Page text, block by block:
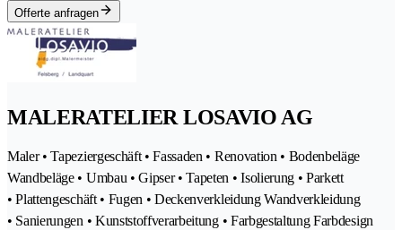
Offerte anfragen
MALERATELIER LOSAVIO AG
Maler • Tapeziergeschäft • Fassaden • Renovation • Bodenbeläge
Wandbeläge • Umbau • Gipser • Tapeten • Isolierung • Parkett
• Plattengeschäft • Fugen • Deckenverkleidung Wandverkleidung
• Sanierungen • Kunststoffverarbeitung • Farbgestaltung Farbdesign